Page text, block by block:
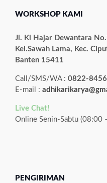
WORKSHOP KAMI
Jl. Ki Hajar Dewantara
Kel.Sawah Lama, Kec.
Banten 15411
Call/SMS/WA : 0822-
E-mail :
Live Chat!
Online Senin-Sabtu (08:00
PENGIRIMAN